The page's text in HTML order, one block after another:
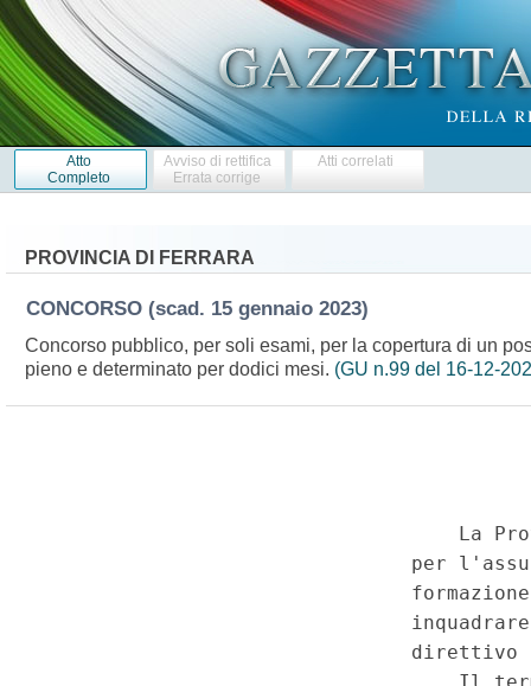
Atto
Completo
Avviso di rettifica
Errata corrige
Atti correlati
PROVINCIA DI FERRARA
CONCORSO (scad. 15 gennaio 2023)
Concorso pubblico, per soli esami, per la copertura di un
pieno e determinato per dodici mesi. (GU n.99 del 16-12-